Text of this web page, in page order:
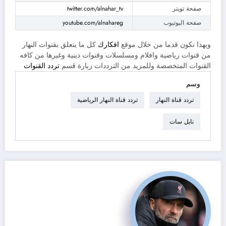
صفحة تويتر
twitter.com/alnahar_tv
صفحة اليوتيوب
youtube.com/alnahareg
وبهذا نكون قدما من خلال موقع افكارك كل ما يتعلق بقنوات النهار
من قنوات رياضية وافلام ومسلسلات وقنوات دينية وغيرها من كافه
القنوات المتخصصة وللمزيد من الترددات زيارة قسم تردد القنوات
وسم
تردد قناة النهار تردد قناة النهار الرياضية
نايل سات